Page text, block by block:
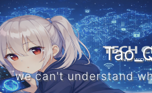
we can't understand